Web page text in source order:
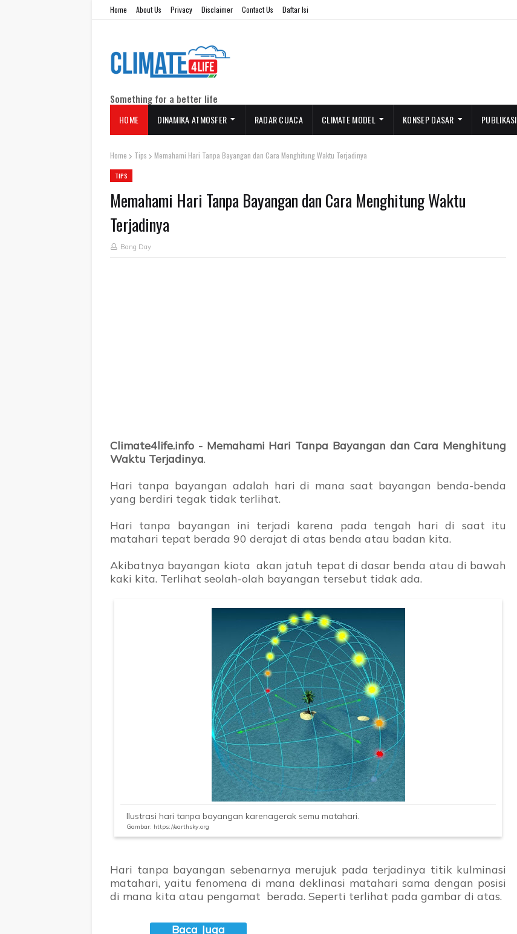
Home About Us Privacy Disclaimer Contact Us Daftar Isi
Something for a better life
HOME DINAMIKA ATMOSFER RADAR CUACA CLIMATE MODEL KONSEP DASAR PUBLIKASI
Home Tips Memahami Hari Tanpa Bayangan dan Cara Menghitung Waktu Terjadinya
TIPS
Memahami Hari Tanpa Bayangan dan Cara Menghitung Waktu
Terjadinya
Bang Day
Climate4life.info - Memahami Hari Tanpa Bayangan dan Cara Menghitung
Waktu Terjadinya.
Hari tanpa bayangan adalah hari di mana saat bayangan benda-benda
yang berdiri tegak tidak terlihat.
Hari tanpa bayangan ini terjadi karena pada tengah hari di saat itu
matahari tepat berada 90 derajat di atas benda atau badan kita.
Akibatnya bayangan kiota akan jatuh tepat di dasar benda atau di bawah
kaki kita. Terlihat seolah-olah bayangan tersebut tidak ada.
Ilustrasi hari tanpa bayangan karenagerak semu matahari.
Gambar: https://earthsky.org
Hari tanpa bayangan sebenarnya merujuk pada terjadinya titik kulminasi
matahari, yaitu fenomena di mana deklinasi matahari sama dengan posisi
di mana kita atau pengamat berada. Seperti terlihat pada gambar di atas.